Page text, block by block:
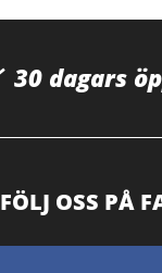
30 dagars
FÖLJ OSS PÅ